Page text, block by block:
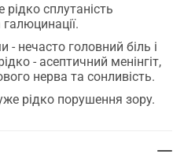
рідко сплутаність
галюцинації.
- нечасто головний біль і
- асептичний менінгіт,
нерва та сонливість.
рідко порушення зору.